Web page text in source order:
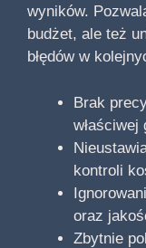
wyników.
budżet, ale też
błędów w
Brak
właściwej
kontroli
oraz
Zbytnie